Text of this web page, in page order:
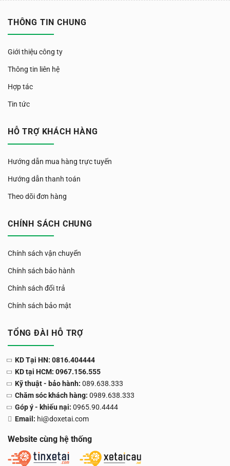
THÔNG TIN CHUNG
Giới thiệu công ty
Thông tin liên hệ
Hợp tác
Tin tức
HỖ TRỢ KHÁCH HÀNG
Hướng dẫn mua hàng trực tuyến
Hướng dẫn thanh toán
Theo dõi đơn hàng
CHÍNH SÁCH CHUNG
Chính sách vận chuyển
Chính sách bảo hành
Chính sách đổi trả
Chính sách bảo mật
TỔNG ĐÀI HỖ TRỢ
KD Tại HN: 0816.404444
KD tại HCM: 0967.156.555
Kỹ thuật - bảo hành: 089.638.333
Chăm sóc khách hàng: 0989.638.333
Góp ý - khiếu nại: 0965.90.4444
Email: hi@doxetai.com
Website cùng hệ thống